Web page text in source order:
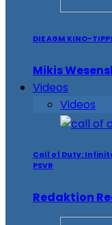
DIE AGM KINO-
Mikis
Videos
Videos
Call of Duty:
PSVR
Redaktion